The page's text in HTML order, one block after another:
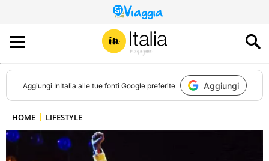
QUESTO
SITO
CONTRIBUISCE
ALL’AUDIENCE
DI
Aggiungi InItalia alle tue fonti Google preferite Aggiungi
HOME LIFESTYLE